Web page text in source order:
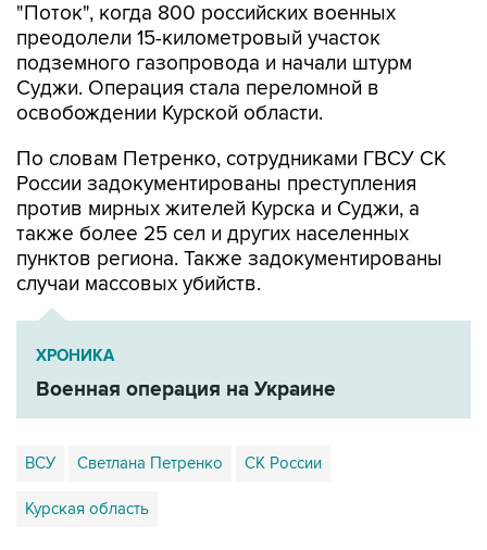
"Поток", когда 800 российских военных
преодолели 15-километровый участок
подземного газопровода и начали штурм
Суджи. Операция стала переломной в
освобождении Курской области.
По словам Петренко, сотрудниками ГВСУ СК
России задокументированы преступления
против мирных жителей Курска и Суджи, а
также более 25 сел и других населенных
пунктов региона. Также задокументированы
случаи массовых убийств.
ХРОНИКА
Военная операция на Украине
ВСУ Светлана Петренко СК России
Курская область